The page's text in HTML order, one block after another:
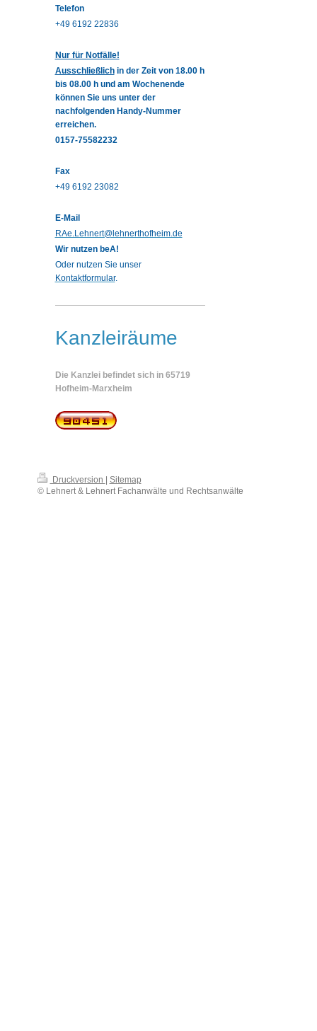
Telefon
+49 6192 22836
Nur für Notfälle!
Ausschließlichin der Zeit von 18.00 h
bis 08.00 h und am Wochenende
können Sie uns unter der
nachfolgenden Handy-Nummer
erreichen.
0157-75582232
Fax
+49 6192 23082
E-Mail
RAe.Lehnert@lehnerthofheim.de
Wir nutzen beA!
Oder nutzen Sie unser
Kontaktformular.
Kanzleiräume
Die Kanzlei befindet sich in 65719
Hofheim-Marxheim
Druckversion
Sitemap
© Lehnert & Lehnert Fachanwälte und Rechtsanwälte